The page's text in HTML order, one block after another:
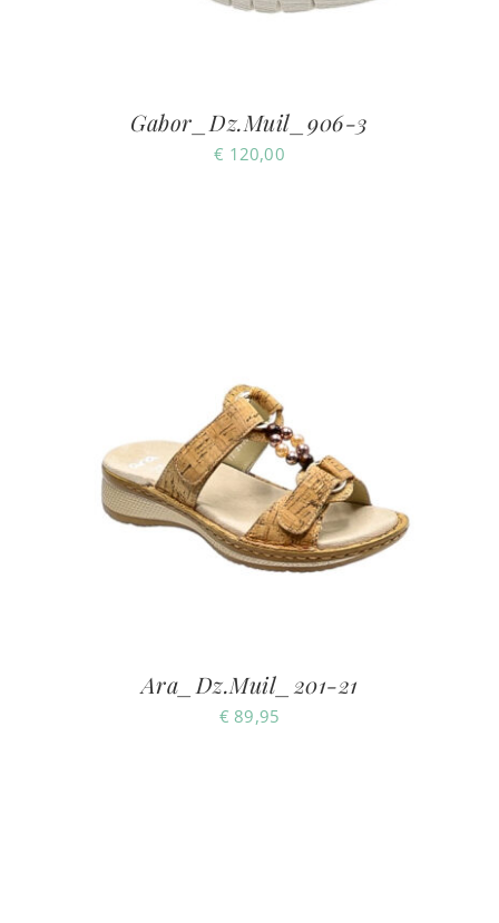
Gabor_Dz.Muil_906-3
€ 120,00
Ara_Dz.Muil_201-21
€ 89,95